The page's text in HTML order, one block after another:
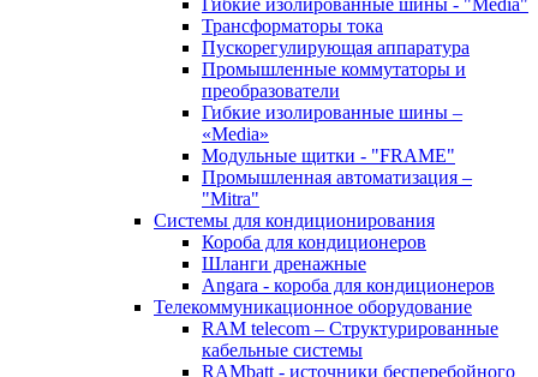
Трансформаторы тока
Пускорегулирующая аппаратура
Промышленные коммутаторы и
преобразователи
Гибкие изолированные шины –
«Media»
Модульные щитки - "FRAME"
Промышленная автоматизация –
"Mitra"
Системы для кондиционирования
Короба для кондиционеров
Шланги дренажные
Angara - короба для кондиционеров
Телекоммуникационное оборудование
RAM telecom – Структурированные
кабельные системы
RAMbatt - источники бесперебойного